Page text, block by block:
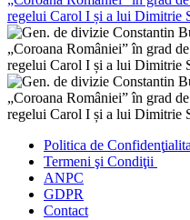
Politica de Confidenţ
Termeni şi Condiţii
ANPC
GDPR
Contact